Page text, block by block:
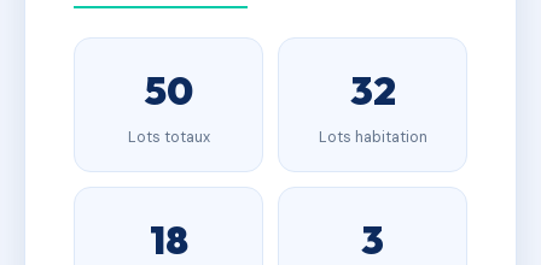
50
Lots totaux
32
Lots habitation
18 3